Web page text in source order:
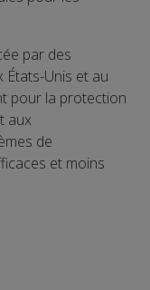
par des
États-Unis et au
pour la protection
aux
de
et moins